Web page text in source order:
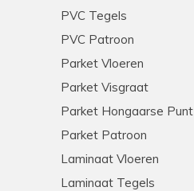
PVC Tegels
PVC Patroon
Parket Vloeren
Parket Visgraat
Parket Hongaarse Punt
Parket Patroon
Laminaat Vloeren
Laminaat Tegels